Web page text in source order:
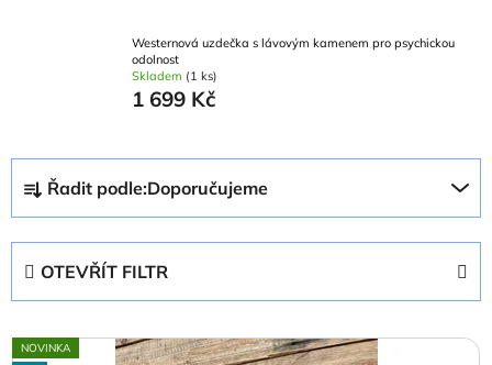
Westernová uzdečka s lávovým kamenem pro psychickou
odolnost
Skladem (1 ks)
1 699 Kč
a
z
p
Řadit podle:Doporučujeme
OTEVŘÍT FILTR
VNOVINKA